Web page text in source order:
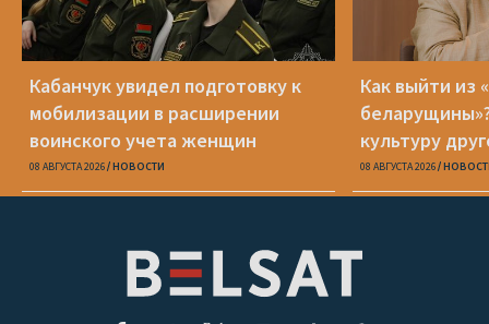
Кабанчук увидел подготовку к
мобилизации в расширении
воинского учета женщин
08 АВГУСТА 2026 НОВОСТИ
Как выйти из
культуру
08 АВГУСТА 2026